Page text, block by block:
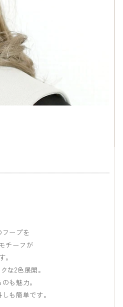
ープを
チーフが
な2色展開。
も魅力。
も簡単です。